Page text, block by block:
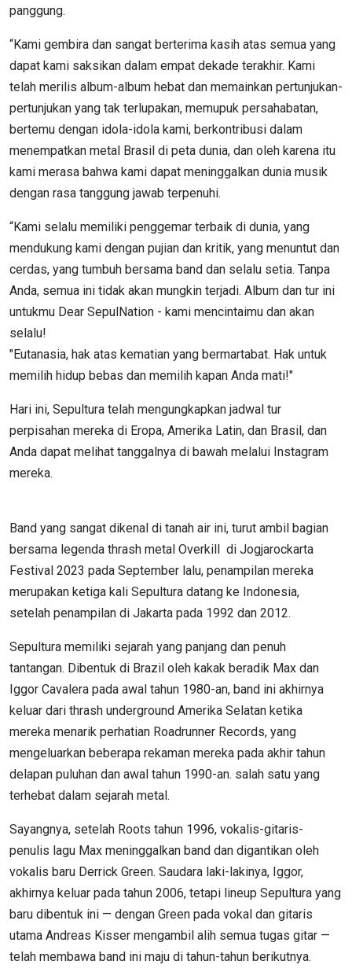
panggung.
“Kami gembira dan sangat berterima kasih atas semua yang
dapat kami saksikan dalam empat dekade terakhir. Kami
telah merilis album-album hebat dan memainkan pertunjukan-
pertunjukan yang tak terlupakan, memupuk persahabatan,
bertemu dengan idola-idola kami, berkontribusi dalam
menempatkan metal Brasil di peta dunia, dan oleh karena itu
kami merasa bahwa kami dapat meninggalkan dunia musik
dengan rasa tanggung jawab terpenuhi.
“Kami selalu memiliki penggemar terbaik di dunia, yang
mendukung kami dengan pujian dan kritik, yang menuntut dan
cerdas, yang tumbuh bersama band dan selalu setia. Tanpa
Anda, semua ini tidak akan mungkin terjadi. Album dan tur ini
untukmu Dear SepulNation - kami mencintaimu dan akan
selalu!
"Eutanasia, hak atas kematian yang bermartabat. Hak untuk
memilih hidup bebas dan memilih kapan Anda mati!"
Hari ini, Sepultura telah mengungkapkan jadwal tur
perpisahan mereka di Eropa, Amerika Latin, dan Brasil, dan
Anda dapat melihat tanggalnya di bawah melalui Instagram
mereka.
Band yang sangat dikenal di tanah air ini, turut ambil bagian
bersama legenda thrash metal Overkill di Jogjarockarta
Festival 2023 pada September lalu, penampilan mereka
merupakan ketiga kali Sepultura datang ke Indonesia,
setelah penampilan di Jakarta pada 1992 dan 2012.
Sepultura memiliki sejarah yang panjang dan penuh
tantangan. Dibentuk di Brazil oleh kakak beradik Max dan
Iggor Cavalera pada awal tahun 1980-an, band ini akhirnya
keluar dari thrash underground Amerika Selatan ketika
mereka menarik perhatian Roadrunner Records, yang
mengeluarkan beberapa rekaman mereka pada akhir tahun
delapan puluhan dan awal tahun 1990-an. salah satu yang
terhebat dalam sejarah metal.
Sayangnya, setelah Roots tahun 1996, vokalis-gitaris-
penulis lagu Max meninggalkan band dan digantikan oleh
vokalis baru Derrick Green. Saudara laki-lakinya, Iggor,
akhirnya keluar pada tahun 2006, tetapi lineup Sepultura yang
baru dibentuk ini — dengan Green pada vokal dan gitaris
utama Andreas Kisser mengambil alih semua tugas gitar —
telah membawa band ini maju di tahun-tahun berikutnya.